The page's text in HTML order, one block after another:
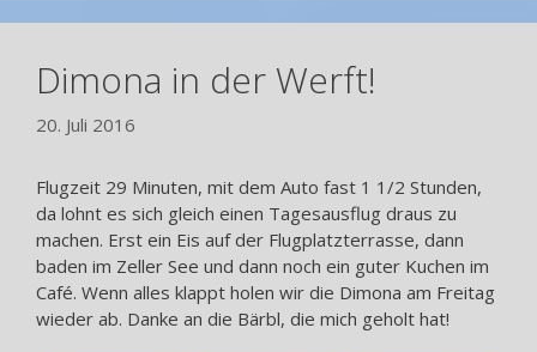
Dimona in der Werft!
20. Juli 2016
Flugzeit 29 Minuten, mit dem Auto fast 1 1/2 Stunden,
da lohnt es sich gleich einen Tagesausflug draus zu
machen. Erst ein Eis auf der Flugplatzterrasse, dann
baden im Zeller See und dann noch ein guter Kuchen im
Café. Wenn alles klappt holen wir die Dimona am Freitag
wieder ab. Danke an die Bärbl, die mich geholt hat!